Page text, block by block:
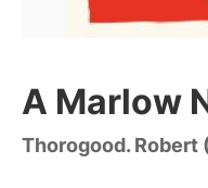
A Marlow
Thorogood. Robert